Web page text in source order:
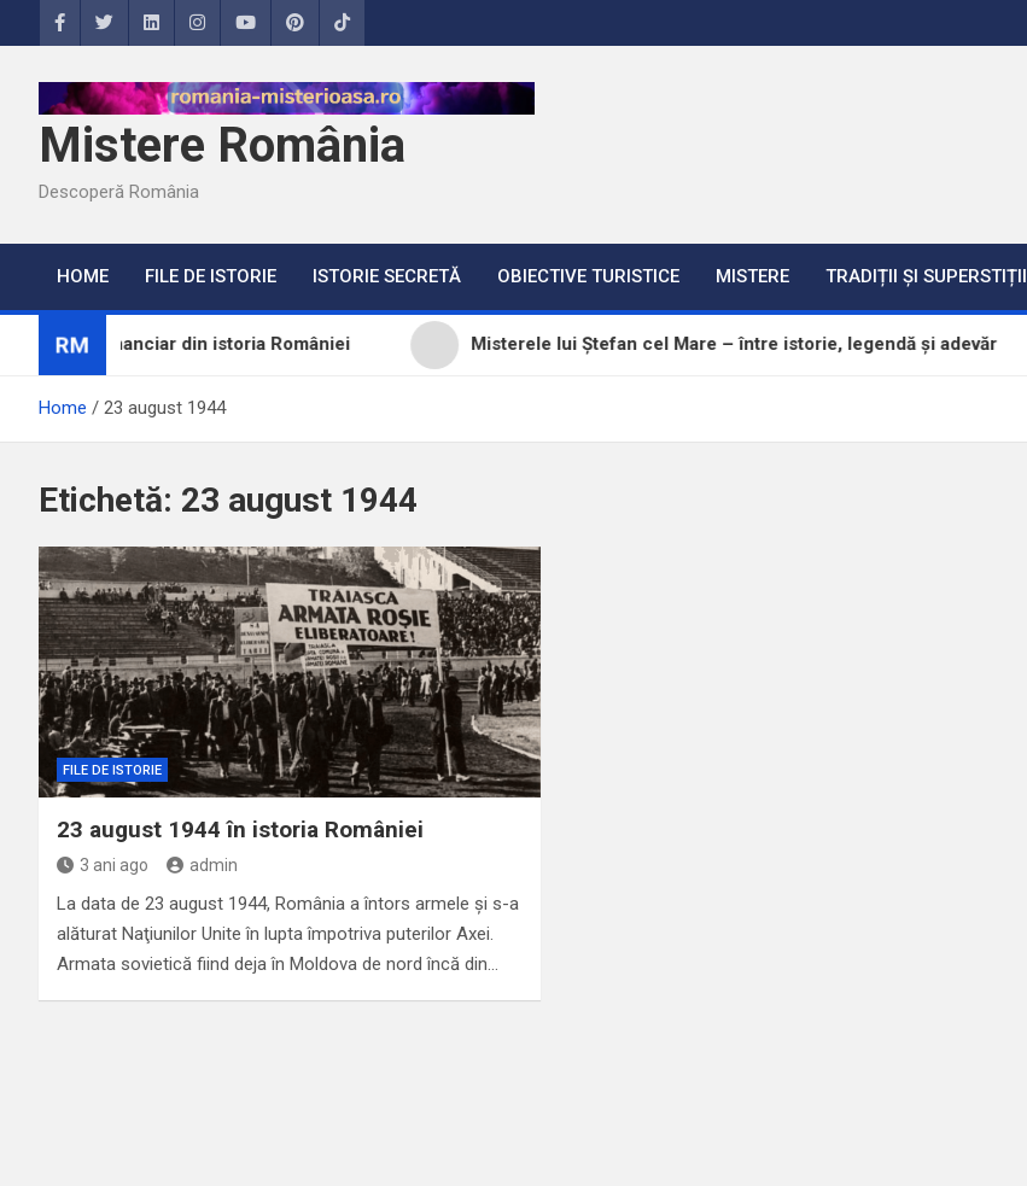
to
Mistere România
Descoperă România
HOME FILE DE ISTORIE ISTORIE SECRETĂ OBIECTIVE TURISTICE MISTERE TRADIȚII ȘI SUPERSTIȚII
RM
financiar din istoria României Misterele lui Ștefan cel Mare – între istorie, legendă și adevăr
Home 23 august 1944
Etichetă: 23 august 1944
FILE DE ISTORIE
23 august 1944 în istoria României
3 ani ago admin
La data de 23 august 1944, România a întors armele şi s-a
alăturat Naţiunilor Unite în lupta împotriva puterilor Axei.
Armata sovietică fiind deja în Moldova de nord încă din…